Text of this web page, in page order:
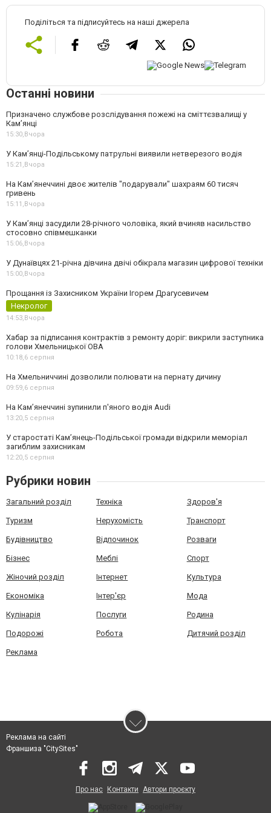
Поділіться та підписуйтесь на наші джерела
Останні новини
Призначено службове розслідування пожежі на сміттєзвалищі у
Кам’янці
15:30,Вчора
У Кам’янці-Подільському патрульні виявили нетверезого водія
15:21,Вчора
На Камʼянеччині двоє жителів "подарували" шахраям 60 тисяч
гривень
15:11,Вчора
У Камʼянці засудили 28-річного чоловіка, який вчиняв насильство
стосовно співмешканки
15:06,Вчора
У Дунаївцях 21-річна дівчина двічі обікрала магазин цифрової техніки
15:00,Вчора
Прощання із Захисником України Ігорем Драгусевичем
Некролог
14:53,Вчора
Хабар за підписання контрактів з ремонту доріг: викрили заступника
голови Хмельницької ОВА
10:18,6 серпня
На Хмельниччині дозволили полювати на пернату дичину
09:59,6 серпня
На Камʼянеччині зупинили п'яного водія Audi
13:20,5 серпня
У старостаті Кам’янець-Подільської громади відкрили меморіал
загиблим захисникам
12:20,5 серпня
Рубрики новин
Загальний розділ Техніка Здоров'я
Туризм Нерухомість Транспорт
Будівництво Відпочинок Розваги
Бізнес Меблі Спорт
Жіночий розділ Інтернет Культура
Економіка Інтер'єр Мода
Кулінарія Послуги Родина
Подорожі Робота Дитячий розділ
Реклама
Реклама на сайті
Франшиза "CitySites"
Про нас Контакти Автори проєкту